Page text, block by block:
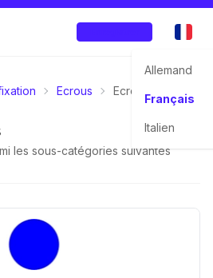
Allemand
Français
Italien
Ecrous Ecrous coniques
les sous-catégories suivantes